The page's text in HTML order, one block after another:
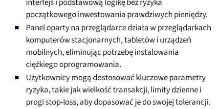
interfejs i podstawową logikę bez ryzyka
początkowego inwestowania prawdziwych pieniędzy.
Panel oparty na przeglądarce działa w przeglądarkach
komputerów stacjonarnych, tabletów i urządzeń
mobilnych, eliminując potrzebę instalowania
ciężkiego oprogramowania.
Użytkownicy mogą dostosować kluczowe parametry
ryzyka, takie jak wielkość transakcji, limity dzienne i
progi stop-loss, aby dopasować je do swojej tolerancji.